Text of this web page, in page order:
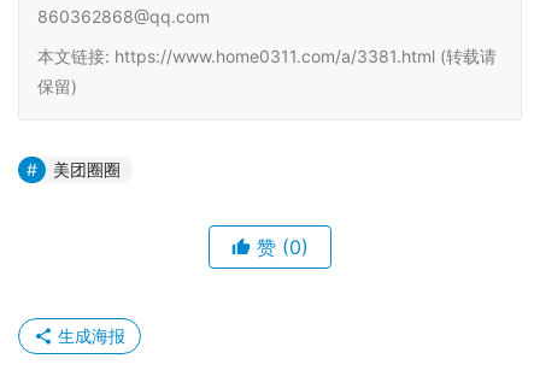
860362868@qq.com
本文链接: https://www.home0311.com/a/3381.html (转载请
保留)
美团圈圈
赞 (0)
生成海报